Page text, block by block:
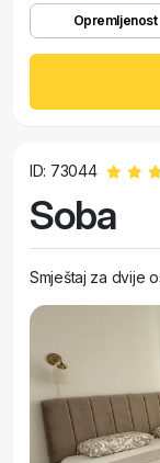
Opremljenost
ID: 73044
Soba
Smještaj za dvije